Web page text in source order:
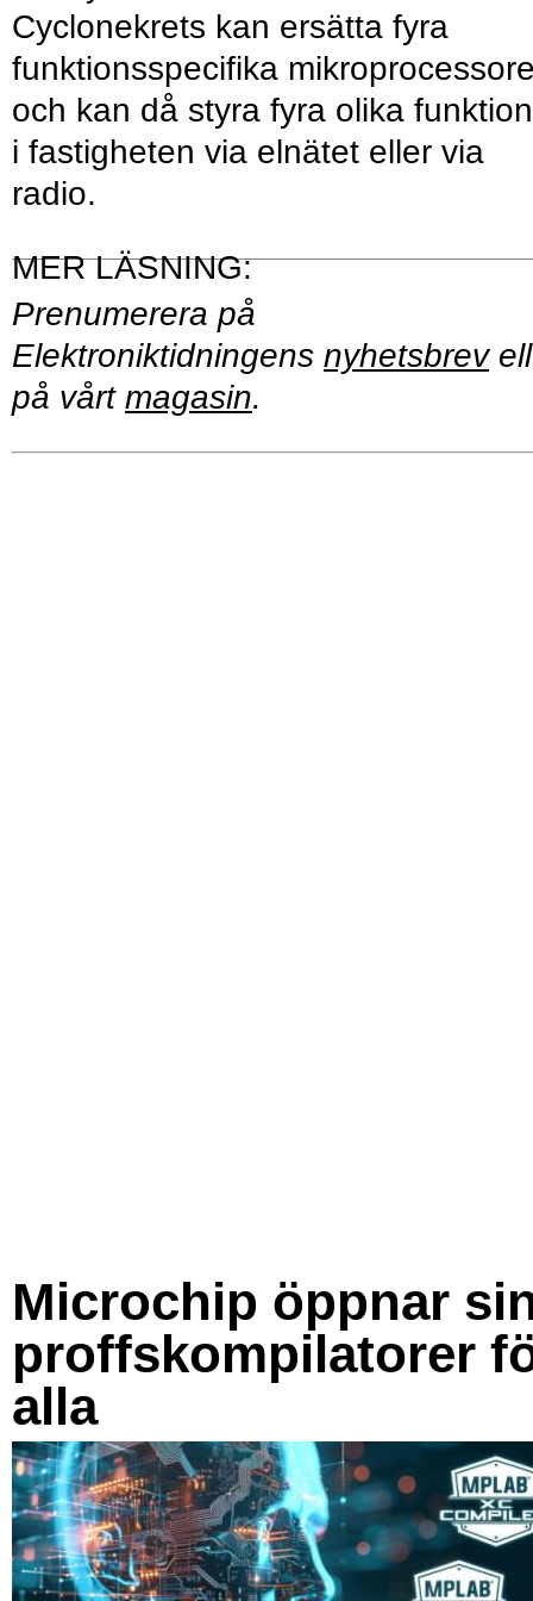
Cyclonekrets kan ersätta fyra
funktionsspecifika
och kan då styra fyra olika
i fastigheten via elnätet eller via
radio.
Prenumerera på
Elektroniktidningens nyhetsbrev
på vårt magasin.
Microchip öppnar
proffskompilatorer
alla